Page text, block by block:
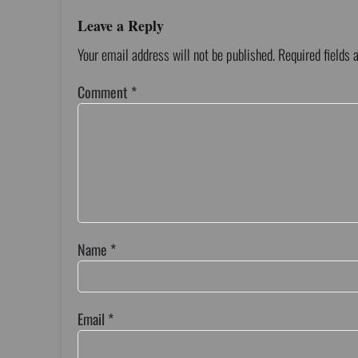
Leave a Reply
Your email address will not be published.Required fields
Comment *
Name *
Email *